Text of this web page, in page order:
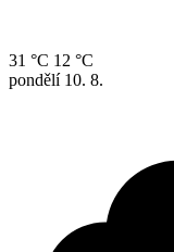
31 °C 12 °C
pondělí 10. 8.